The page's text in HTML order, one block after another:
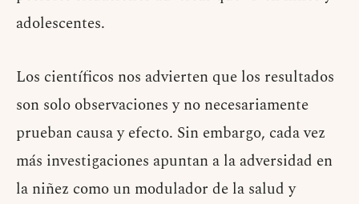
adolescentes.
Los científicos nos advierten que los resultados
son solo observaciones y no necesariamente
prueban causa y efecto. Sin embargo, cada vez
más investigaciones apuntan a la adversidad en
la niñez como un modulador de la salud y